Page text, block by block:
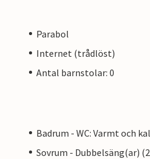
Parabol
Internet (trådlöst)
Antal barnstolar: 0
Badrum - WC: Varmt och
Sovrum - Dubbelsäng(ar)